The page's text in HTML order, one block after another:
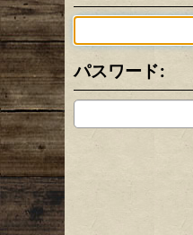
パスワード: